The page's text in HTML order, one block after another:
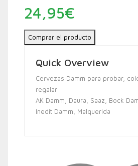
24,95€
Comprar el producto
Quick Overview
Cervezas Damm para probar,
regalar
AK Damm, Daura, Saaz, Bock
Inedit Damm, Malquerida